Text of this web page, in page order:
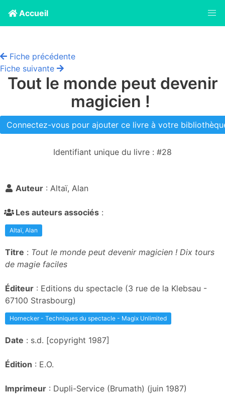
Accueil
Fiche précédente
Fiche suivante
Tout le monde peut devenir
magicien !
Connectez-vous pour ajouter ce livre à votre
Identifiant unique du livre : #28
Auteur : Altaï, Alan
Les auteurs associés :
Altaï, Alan
Titre : Tout le monde peut devenir magicien ! Dix tours
de magie faciles
Éditeur : Editions du spectacle (3 rue de la Klebsau -
67100 Strasbourg)
Hornecker - Techniques du spectacle - Magix Unlimited
Date : s.d. [copyright 1987]
Édition : E.O.
Imprimeur : Dupli-Service (Brumath) (juin 1987)